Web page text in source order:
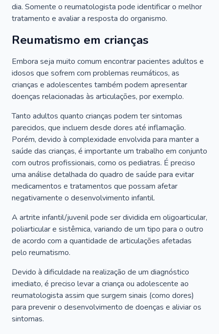
dia. Somente o reumatologista pode identificar o melhor
tratamento e avaliar a resposta do organismo.
Reumatismo em crianças
Embora seja muito comum encontrar pacientes adultos e
idosos que sofrem com problemas reumáticos, as
crianças e adolescentes também podem apresentar
doenças relacionadas às articulações, por exemplo.
Tanto adultos quanto crianças podem ter sintomas
parecidos, que incluem desde dores até inflamação.
Porém, devido à complexidade envolvida para manter a
saúde das crianças, é importante um trabalho em conjunto
com outros profissionais, como os pediatras. É preciso
uma análise detalhada do quadro de saúde para evitar
medicamentos e tratamentos que possam afetar
negativamente o desenvolvimento infantil.
A artrite infantil/juvenil pode ser dividida em oligoarticular,
poliarticular e sistêmica, variando de um tipo para o outro
de acordo com a quantidade de articulações afetadas
pelo reumatismo.
Devido à dificuldade na realização de um diagnóstico
imediato, é preciso levar a criança ou adolescente ao
reumatologista assim que surgem sinais (como dores)
para prevenir o desenvolvimento de doenças e aliviar os
sintomas.